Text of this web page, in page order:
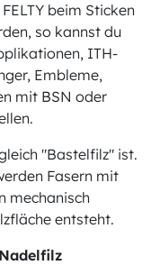
beim Sticken
so kannst du
ITH-
Embleme,
mit BSN oder
"Bastelfilz" ist.
Fasern mit
mechanisch
entsteht.